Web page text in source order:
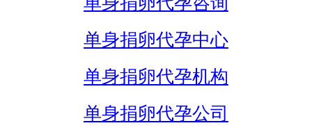
单身捐卵代孕中心
单身捐卵代孕机构
单身捐卵代孕公司